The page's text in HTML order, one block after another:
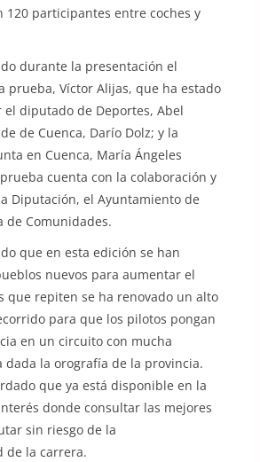
120 participantes entre coches y
durante la presentación el
prueba, Víctor Alijas, que ha estado
el diputado de Deportes, Abel
de Cuenca, Darío Dolz; y la
en Cuenca, María Ángeles
cuenta con la colaboración y
Diputación, el Ayuntamiento de
de Comunidades.
que en esta edición se han
nuevos para aumentar el
que repiten se ha renovado un alto
para que los pilotos pongan
en un circuito con mucha
la orografía de la provincia.
que ya está disponible en la
donde consultar las mejores
sin riesgo de la
de la carrera.